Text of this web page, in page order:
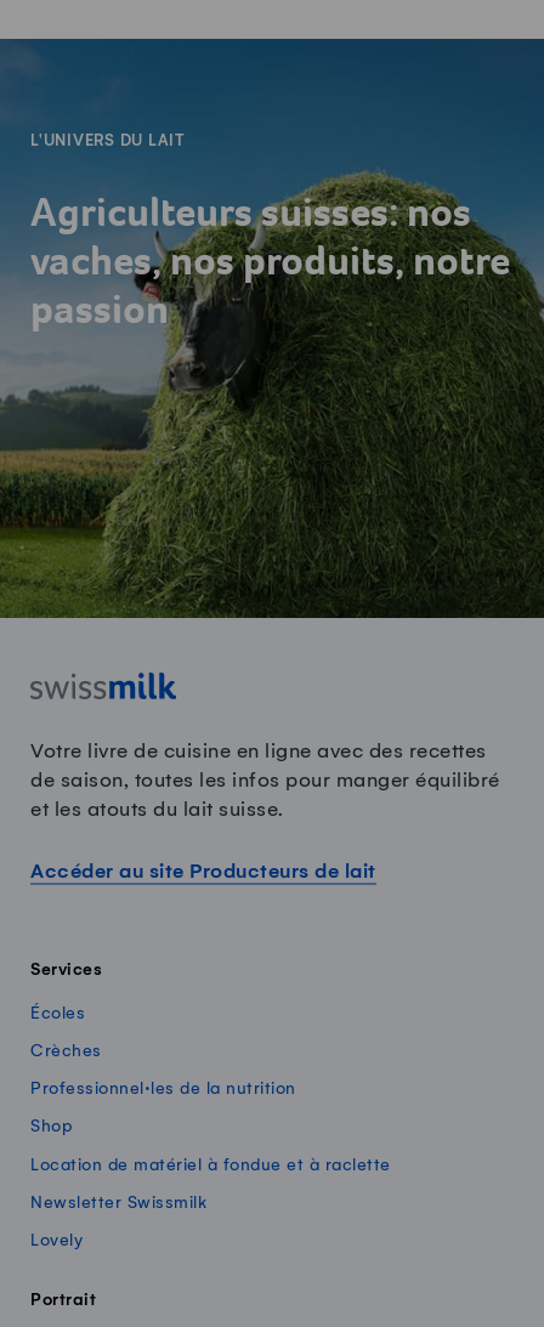
L'UNIVERS DU LAIT
Agriculteurs suisses: nos
vaches, nos produits, notre
passion
Votre livre de cuisine en ligne avec des recettes
de saison, toutes les infos pour manger équilibré
et les atouts du lait suisse.
Accéder au site Producteurs de lait
Services
Écoles
Crèches
Professionnel·les de la nutrition
Shop
Location de matériel à fondue et à raclette
Newsletter Swissmilk
Lovely
Portrait